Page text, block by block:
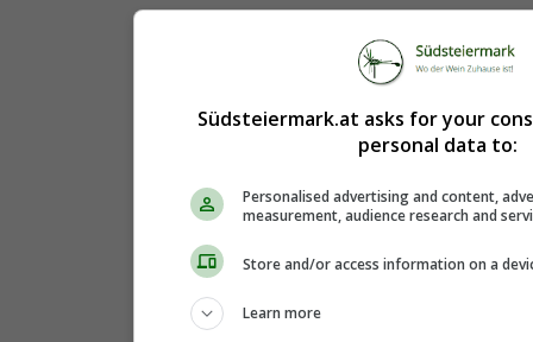
Südsteiermark.at asks for your
personal data to:
Personalised advertising and content,
measurement, audience research and
Store and/or access information on a
Learn more